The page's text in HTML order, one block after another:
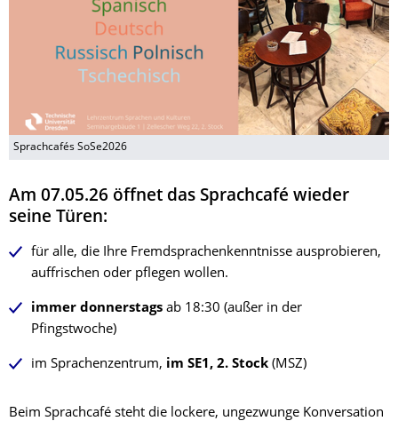
Sprachcafés SoSe2026
Am 07.05.26 öffnet das Sprachcafé wieder
seine Türen:
für alle, die Ihre Fremdsprachenkenntnisse ausprobieren,
auffrischen oder pflegen wollen.
immer donnerstags ab 18:30 (außer in der
Pfingstwoche)
im Sprachenzentrum, im SE1, 2. Stock (MSZ)
Beim Sprachcafé steht die lockere, ungezwunge Konversation